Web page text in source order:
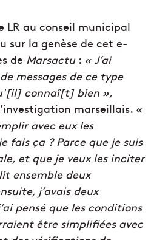
LR au conseil municipal
sur la genèse de cet e-
de Marsactu: « J’ai
messages de ce type
connaî[t] bien »,
marseillais. «
avec eux les
fais ça ? Parce que je suis
et que je veux les inciter
ensemble deux
j’avais deux
pensé que les conditions
être simplifiées avec